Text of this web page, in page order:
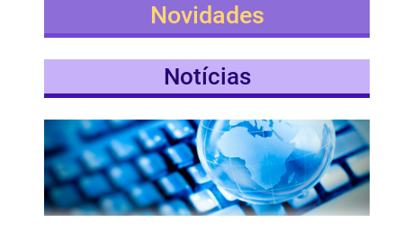
Novidades
Notícias